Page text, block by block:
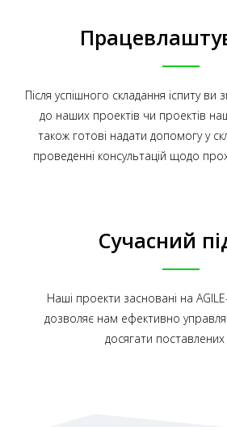
Після успішного складання іспиту
до наших проектів чи проектів
також готові надати допомогу у
проведенні консультацій щодо
Сучасний
Наші проекти засновані на
дозволяє нам ефективно
досягати поставлених